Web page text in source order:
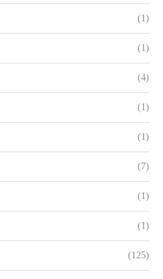
(1)
(1)
(4)
(1)
(1)
(7)
(1)
(1)
(125)